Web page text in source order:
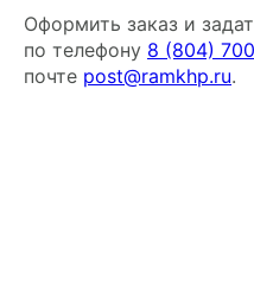
Оформить заказ и
по телефону 8 (804)
почте post@ramkhp.ru.